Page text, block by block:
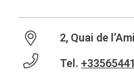
2, Quai de
Tel.